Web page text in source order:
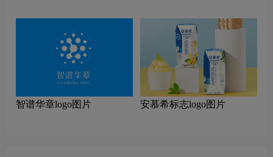
智谱华章logo图片 安慕希标志logo图片